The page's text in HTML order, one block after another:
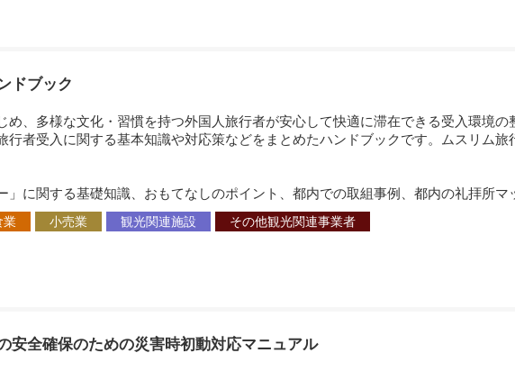
ドブック
、多様な文化・習慣を持つ外国人旅行者が安心して快適に滞在できる受入環境の
者受入に関する基本知識や対応策などをまとめたハンドブックです。ムスリム
に関する基礎知識、おもてなしのポイント、都内での取組事例、都内の礼拝所マ
業 小売業 観光関連施設
その他観光関連事業者
安全確保のための災害時初動対応マニュアル